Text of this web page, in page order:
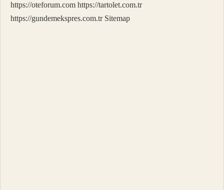
https://oteforum.com https://tartolet.com.tr
https://gundemekspres.com.tr Sitemap